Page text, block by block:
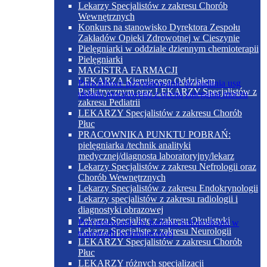
Lekarzy Specjalistów z zakresu Chorób
Wewnętrznych
Konkurs na stanowisko Dyrektora Zespołu
Zakładów Opieki Zdrowotnej w Cieszynie
Pielęgniarki w oddziale dziennym chemioterapii
Pielęgniarki
MAGISTRA FARMACJI
LEKARZA Kierującego Oddziałem
Pediatrycznym oraz LEKARZY Specjalistów z
zakresu Pediatrii
LEKARZY Specjalistów z zakresu Chorób
Płuc
PRACOWNIKA PUNKTU POBRAŃ:
pielęgniarka /technik analityki
medycznej/diagnosta laboratoryjny/lekarz
Lekarzy Specjalistów z zakresu Nefrologii oraz
Chorób Wewnętrznych
Lekarzy Specjalistów z zakresu Endokrynologii
Lekarzy specjalistów z zakresu radiologii i
diagnostyki obrazowej
Lekarza Specjalistę z zakresu Okulistyki
Lekarza Specjalistę z zakresu Neurologii
LEKARZY Specjalistów z zakresu Chorób
Płuc
LEKARZY różnych specjalizacji
Prawidłowe przygotowanie do badania usg
układu moczowego z oceną zalegania moczu
Przygotowanie do badania kolonoskopii w
tomografii komputerowej